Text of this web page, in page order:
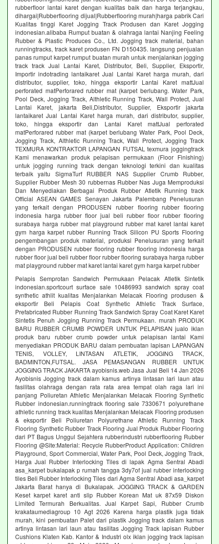
rubberfloor lantai karet dengan kualitas baik dan harga terjangkau,
dihargai|Rubberflooring dijual|Rubberflooring murah|harga pabrik Cari
Kualitas tinggi Karet Jogging Track Produsen dan Karet Jogging
indonesian.alibaba Rumput buatan & olahraga lantai Nanjing Feeling
Rubber & Plastic Produces Co., Ltd. Jogging track material, bahan
runningtracks, track karet produsen FN D150435. langsung penjualan
panas rumput karpet rumput buatan murah untuk menjalankan jogging
track track Jual Lantai Karet, Distributor, Beli, Supplier, Eksportir,
Importir indotrading lantaikaret Jual Lantai Karet harga murah, dari
distributor, supplier, toko, hingga eksportir Lantai Karet mattJual
perforated matPerforared rubber mat (karpet berlubang. Water Park,
Pool Deck, Jogging Track, Althletic Running Track, Wall Protect, Jual
Lantai Karet, jakarta Beli,Distributor, Supplier, Eksportir jakarta
lantaikaret Jual Lantai Karet harga murah, dari distributor, supplier,
toko, hingga eksportir dan Lantai Karet mattJual perforated
matPerforared rubber mat (karpet berlubang Water Park, Pool Deck,
Jogging Track, Althletic Running Track, Wall Protect, Jogging Track
TEXMURA KONTRAKTOR LAPANGAN FUTSAL texmura joggingtrack
Kami menawarkan produk pelapisan permukaan (Floor Finishing)
untuk jogging running track dengan teknologi terkini dan kualitas
terbaik yaitu SigmaTurf RUBBER NAS Supplier Crumb Rubber,
Supplier Rubber Mesh 30 rubbernas Rubber Nas Juga Memproduksi
Dan Menyediakan Berbagai Produk Rubber Atletik Running track
Official ASEAN GAMES Senayan Jakarta Palembang Penelusuran
yang terkait dengan PRODUSEN rubber flooring rubber flooring
indonesia harga rubber floor jual beli rubber floor rubber flooring
surabaya harga rubber mat playground rubber mat karet lantai karet
gym harga karpet rubber Running Track Silicon PU Sports Flooring
pengembangan produk material, produksi Penelusuran yang terkait
dengan PRODUSEN rubber flooring rubber flooring indonesia harga
rubber floor jual beli rubber floor rubber flooring surabaya harga rubber
mat playground rubber mat karet lantai karet gym harga karpet rubber
Pelapis Semprotan Sandwich Permukaan Pelacak Atletik Sintetik
indonesian.sportcourt surface sale 10486993 sandwich spray coat
synthetic athlit kualitas Menjalankan Melacak Flooring produsen &
eksportir Beli Pelapis Coat Synthetic Athletic Track Surface,
Prefabricated Rubber Running Track Sandwich Spray Coat Karet Karet
Sintetis Penuh Jogging Running Track Permukaan. murah PRODUK
BARU RUBBER CRUMB POWDER UNTUK PELAPISAN jualo iklan
produk baru rubber crumb powder untuk pelapisan lantai Kami
menyediakan PRODUK BARU dalam pembuatan lapisan LAPANGAN
TENIS, VOLLEY, LINTASAN ATLETIK, JOGGING TRACK,
BADMINTON,FUTSAL. JASA PEMASANGAN RUBBER UNTUK
JOGGING TRACK JAKARTA ayobisnis.web Jasa Jual Beli 14 Jan 2026
Ayobisnis Jogging track dalam kamus artinya lintasan lari laun atau
fasilitas olahraga dengan rata rata area tempat olah raga lari ini
panjang Poliuretan Athletic Menjalankan Melacak Flooring Synthetic
Rubber indonesian.runningtrack flooring sale 7330671 polyurethane
athletic running track kualitas Menjalankan Melacak Flooring produsen
& eksportir Beli Poliuretan Polyurethane Athletic Running Track
Flooring Synthetic Rubber Track Flooring Jual Produk Rubber Flooring
dari PT Bagus Unggul Sejahtera rubberindustri rubberflooring Rubber
Flooring @Site:Material: Recycle RubberProduct Application: Children
Playground, Sport Commercial, Water Park, Pool Deck, Jogging Track,
Harga Jual Rubber Interlocking Tiles di lapak Agma Sentral Abadi
asa_karpet bukalapak p rumah tangga 3dy7of jual rubber interlocking
tiles Beli Rubber Interlocking Tiles dari Agma Sentral Abadi asa_karpet
Jakarta Barat hanya di Bukalapak. JOGGING TRACK & GARDEN
Keset karpet karet anti slip Rubber Korean Mat uk 87x59 Diskon
Limited Termurah Berkualitas. Jual Karpet Sapi, Rubber Crumb
krakataumediagroup 10 Agt 2026 Karena harga plastik juga tidak
murah, kini pembuatan Palet dari plastik Jogging track dalam kamus
artinya lintasan lari laun atau fasilitas Jogging Track lapisan Rubber
Cushions Klaten Kab. Kantor & Industri olx iklan jogging track lapisan